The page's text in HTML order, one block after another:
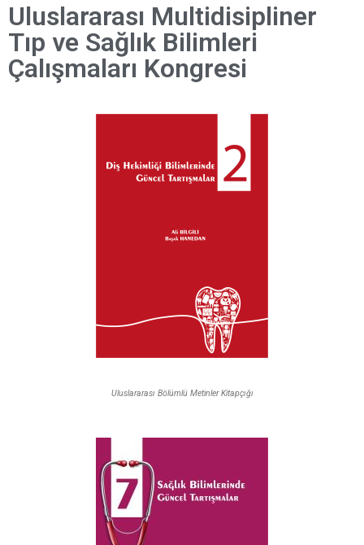
Uluslararası Multidisipliner
Tıp ve Sağlık Bilimleri
Çalışmaları Kongresi
Uluslararası Bölümlü Metinler Kitapçığı